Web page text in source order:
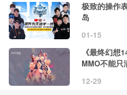
极致的操作
岛
01-15
《最终幻想
MMO不能只
12-29